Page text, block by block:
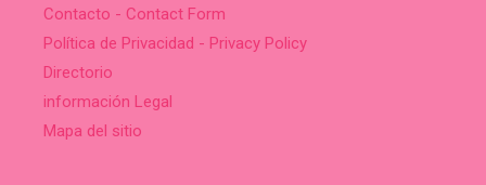
Contacto - Contact Form
Política de Privacidad - Privacy Policy
Directorio
información Legal
Mapa del sitio